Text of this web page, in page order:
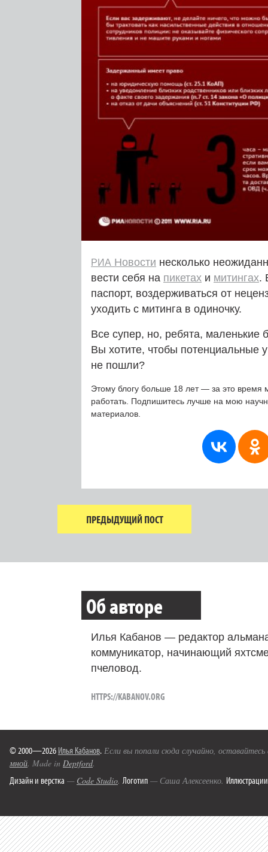
РИА Новости несколько
вести себя на пикетах и митингах.
паспорт, воздерживаться от
уходить с митинга в одиночку.
Все супер, но, ребята,
Вы хотите, чтобы потенциальные
не пошли?
Этому блогу больше 18 лет — за это время
работать. Подпишитесь лучше на мою
материалов.
ПРЕДЫДУЩИЙ ПОСТ
Об авторе
Илья Кабанов — редактор
коммуникатор, начинающий
пчеловод.
HTTPS://KABANOV.ORG
© 2000—2026 Илья Кабанов. Если вы попали сюда случайно,
мной. Made in Deptford.
Дизайн и верстка — Code Studio. Логотип — Саша Алексеенко. Иллюстрации